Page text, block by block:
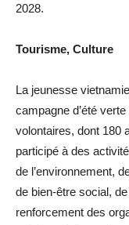
2028.
Tourisme, Culture
La jeunesse
campagne d’été
volontaires, dont 180
participé à des
de l’environnement,
de bien-être social,
renforcement des